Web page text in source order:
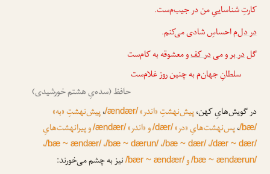
کارتِ شناساییِ مندر جیب‌م‌ست.
در دل‌ماحساسِ شادی می‌کنم.
گلدر برو میدر کفو معشوقه به کام‌ست
سلطانِ جهان‌م به چنین روز غلام‌ست
حافظ (سده‌یِ هشتم خورشیدی)
در گویش‌هایِ کهن،پیش‌نهشتِ «اندر»/ændær/،پیش‌نهشتِ «به»
/bæ/،پس‌نهشت‌هایِ «در»/dær/و «اندر»/ændær/و پیرانهشت‌هایِ
/dær ~ dær/،/bæ ~ dær/،/bæ ~ dærun/،/bæ ~ ændær/،
/bæ ~ ændærun/و/bær ~ ændær/نیز به چشم می‌خورند: